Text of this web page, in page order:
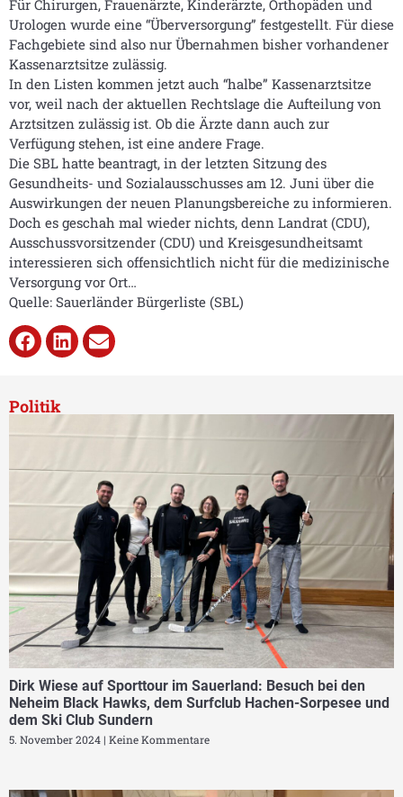
Für Chirurgen, Frauenärzte, Kinderärzte, Orthopäden und
Urologen wurde eine “Überversorgung” festgestellt. Für diese
Fachgebiete sind also nur Übernahmen bisher vorhandener
Kassenarztsitze zulässig.
In den Listen kommen jetzt auch “halbe” Kassenarztsitze
vor, weil nach der aktuellen Rechtslage die Aufteilung von
Arztsitzen zulässig ist. Ob die Ärzte dann auch zur
Verfügung stehen, ist eine andere Frage.
Die SBL hatte beantragt, in der letzten Sitzung des
Gesundheits- und Sozialausschusses am 12. Juni über die
Auswirkungen der neuen Planungsbereiche zu informieren.
Doch es geschah mal wieder nichts, denn Landrat (CDU),
Ausschussvorsitzender (CDU) und Kreisgesundheitsamt
interessieren sich offensichtlich nicht für die medizinische
Versorgung vor Ort…
Quelle: Sauerländer Bürgerliste (SBL)
Politik
Dirk Wiese auf Sporttour im Sauerland: Besuch bei den
Neheim Black Hawks, dem Surfclub Hachen-Sorpesee und
dem Ski Club Sundern
5. November 2024 Keine Kommentare